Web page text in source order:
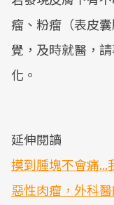
瘤、粉瘤（表皮
覺，及時就醫，
化。
延伸閱讀
摸到腫塊不會痛
惡性肉瘤，外科